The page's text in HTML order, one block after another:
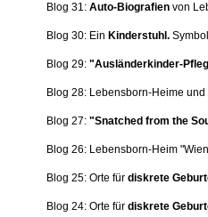
Blog 31: Auto-Biografien von
Blog 30: Ein Kinderstuhl.
Blog 29: "Ausländerkinder-
Blog 28: Lebensborn-Heime und
Blog 27: "Snatched from the
Blog 26: Lebensborn-Heim
Blog 25: Orte für diskrete
Blog 24: Orte für diskrete